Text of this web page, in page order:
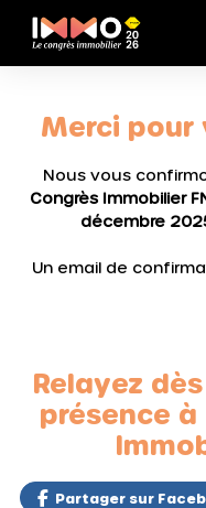
Merci pour
Nous vous
Congrès Immobilier
décembre
Un email de
Relayez
présence à
Partager sur